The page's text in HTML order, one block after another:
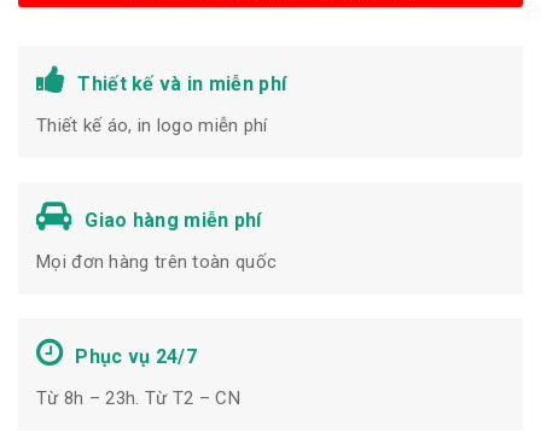
Thiết kế và in miễn phí
Thiết kế áo, in logo miễn phí
Giao hàng miễn phí
Mọi đơn hàng trên toàn quốc
Phục vụ 24/7
Từ 8h – 23h. Từ T2 – CN